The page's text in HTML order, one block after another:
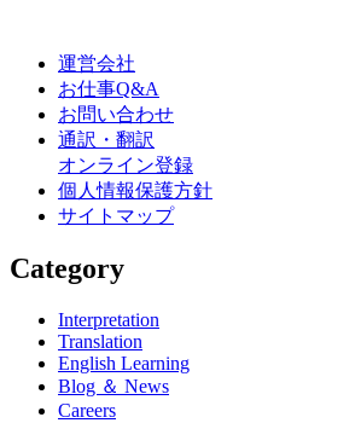
運営会社
お仕事Q&A
お問い合わせ
通訳・翻訳
オンライン登録
個人情報保護方針
サイトマップ
Category
Interpretation
Translation
English Learning
Blog ＆ News
Careers